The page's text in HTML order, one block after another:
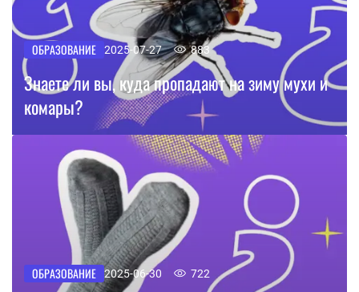
ОБРАЗОВАНИЕ 2025-07-27 883
Знаете ли вы, куда пропадают на зиму мухи и
комары?
ОБРАЗОВАНИЕ 2025-06-30 722